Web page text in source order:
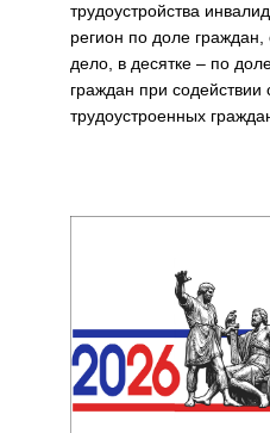
трудоустройства
регион по доле
дело, в десятке – по
граждан при содействии
трудоустроенных